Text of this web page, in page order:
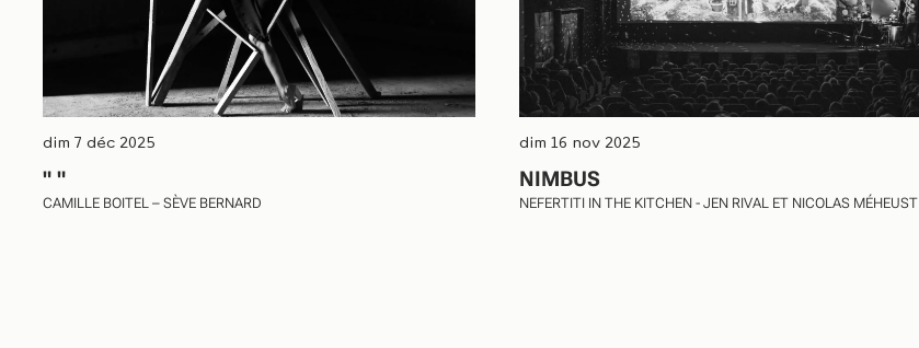
dim 7 déc 2025
" "
CAMILLE BOITEL – SÈVE BERNARD
dim 16 nov 2025
NIMBUS
NEFERTITI IN THE KITCHEN - JEN RIVAL ET NICOLAS MÉHEUST